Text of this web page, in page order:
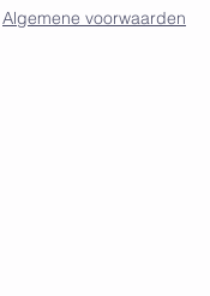
Algemene voorwaarden